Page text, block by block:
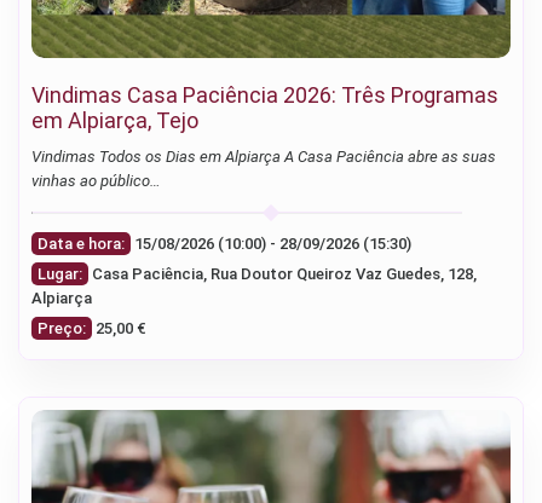
Vindimas Casa Paciência 2026: Três Programas
em Alpiarça, Tejo
Vindimas Todos os Dias em Alpiarça A Casa Paciência abre as suas
vinhas ao público…
Data e hora:
15/08/2026 (10:00) - 28/09/2026 (15:30)
Lugar: Casa Paciência, Rua Doutor Queiroz Vaz Guedes, 128,
Alpiarça
Preço: 25,00 €